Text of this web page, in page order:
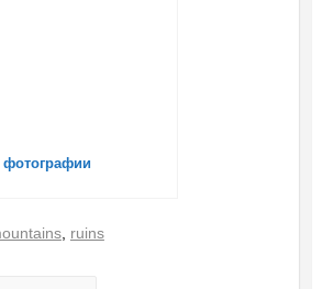
фотографии
, ruins